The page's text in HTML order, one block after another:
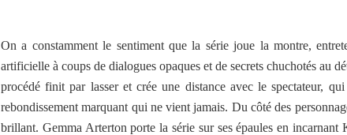
On a constamment le sentiment que la série joue la montre,
artificielle à coups de dialogues opaques et de secrets chuchotés au
procédé finit par lasser et crée une distance avec le spectateur,
rebondissement marquant qui ne vient jamais. Du côté des
brillant. Gemma Arterton porte la série sur ses épaules en incarnant